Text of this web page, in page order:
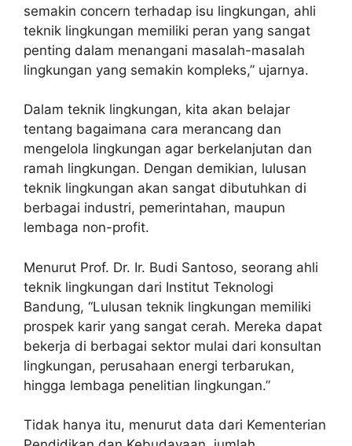
semakin concern terhadap isu lingkungan, ahli
teknik lingkungan memiliki peran yang sangat
penting dalam menangani masalah-masalah
lingkungan yang semakin kompleks,” ujarnya.
Dalam teknik lingkungan, kita akan belajar
tentang bagaimana cara merancang dan
mengelola lingkungan agar berkelanjutan dan
ramah lingkungan. Dengan demikian, lulusan
teknik lingkungan akan sangat dibutuhkan di
berbagai industri, pemerintahan, maupun
lembaga non-profit.
Menurut Prof. Dr. Ir. Budi Santoso, seorang ahli
teknik lingkungan dari Institut Teknologi
Bandung, “Lulusan teknik lingkungan memiliki
prospek karir yang sangat cerah. Mereka dapat
bekerja di berbagai sektor mulai dari konsultan
lingkungan, perusahaan energi terbarukan,
hingga lembaga penelitian lingkungan.”
Tidak hanya itu, menurut data dari Kementerian